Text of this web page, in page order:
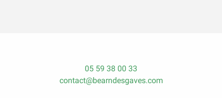
05 59 38 00 33
contact@bearndesgaves.com